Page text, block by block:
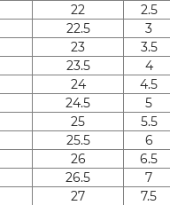
22
2.5
22.5
3
23
3.5
23.5
4
24
4.5
24.5
5
25
5.5
25.5
6
26
6.5
26.5
7
27
7.5